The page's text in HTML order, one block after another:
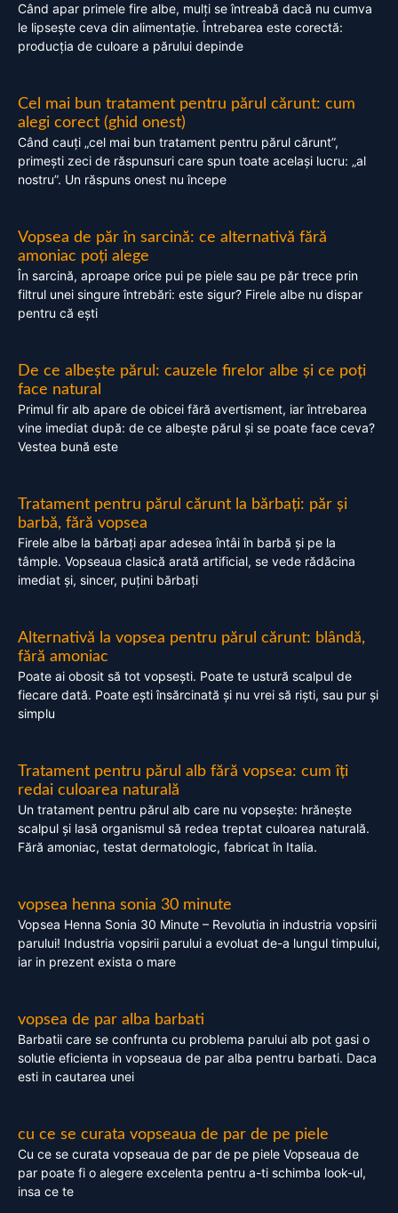
Când apar primele fire albe, mulți se întreabă dacă nu cumva
le lipsește ceva din alimentație. Întrebarea este corectă:
producția de culoare a părului depinde
Cel mai bun tratament pentru părul cărunt: cum
alegi corect (ghid onest)
Când cauți „cel mai bun tratament pentru părul cărunt”,
primești zeci de răspunsuri care spun toate același lucru: „al
nostru”. Un răspuns onest nu începe
Vopsea de păr în sarcină: ce alternativă fără
amoniac poți alege
În sarcină, aproape orice pui pe piele sau pe păr trece prin
filtrul unei singure întrebări: este sigur? Firele albe nu dispar
pentru că ești
De ce albește părul: cauzele firelor albe și ce poți
face natural
Primul fir alb apare de obicei fără avertisment, iar întrebarea
vine imediat după: de ce albește părul și se poate face ceva?
Vestea bună este
Tratament pentru părul cărunt la bărbați: păr și
barbă, fără vopsea
Firele albe la bărbați apar adesea întâi în barbă și pe la
tâmple. Vopseaua clasică arată artificial, se vede rădăcina
imediat și, sincer, puțini bărbați
Alternativă la vopsea pentru părul cărunt: blândă,
fără amoniac
Poate ai obosit să tot vopsești. Poate te ustură scalpul de
fiecare dată. Poate ești însărcinată și nu vrei să riști, sau pur și
simplu
Tratament pentru părul alb fără vopsea: cum îți
redai culoarea naturală
Un tratament pentru părul alb care nu vopsește: hrănește
scalpul și lasă organismul să redea treptat culoarea naturală.
Fără amoniac, testat dermatologic, fabricat în Italia.
vopsea henna sonia 30 minute
Vopsea Henna Sonia 30 Minute – Revolutia in industria vopsirii
parului! Industria vopsirii parului a evoluat de-a lungul timpului,
iar in prezent exista o mare
vopsea de par alba barbati
Barbatii care se confrunta cu problema parului alb pot gasi o
solutie eficienta in vopseaua de par alba pentru barbati. Daca
esti in cautarea unei
cu ce se curata vopseaua de par de pe piele
Cu ce se curata vopseaua de par de pe piele Vopseaua de
par poate fi o alegere excelenta pentru a-ti schimba look-ul,
insa ce te